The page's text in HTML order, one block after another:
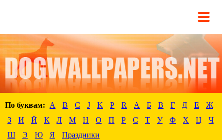
По буквам: A B C J K P R А Б В Г Д Е
Ж
З
И Й К Л М Н О П Р С Т У Ф Х Ц
Ч
Ш
Э Ю Я Праздники